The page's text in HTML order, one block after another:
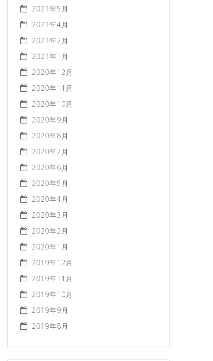
2021年5月
2021年4月
2021年2月
2021年1月
2020年12月
2020年11月
2020年10月
2020年9月
2020年8月
2020年7月
2020年6月
2020年5月
2020年4月
2020年3月
2020年2月
2020年1月
2019年12月
2019年11月
2019年10月
2019年9月
2019年8月